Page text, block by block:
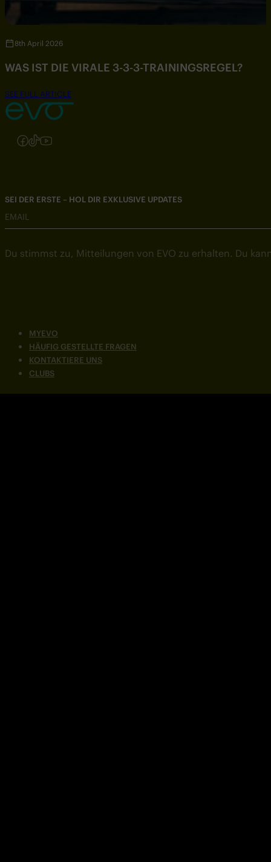
8th April 2026
WAS IST DIE VIRALE 3-3-3-TRAININGSREGEL?
SEE FULL ARTICLE
Folgen Sie uns auf Instagram
Folgen Sie uns auf Facebook
Folgen Sie uns auf TikTok
Folgen Sie uns auf YouTube
MYEVO
HÄUFIG GESTELLTE FRAGEN
KONTAKTIERE UNS
CLUBS
SEI DER ERSTE – HOL DIR EXKLUSIVE UPDATES
EMAIL
Du stimmst zu, Mitteilungen von EVO zu erhalten. Du